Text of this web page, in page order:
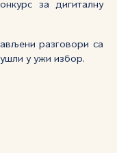
за дигиталну
разговори са
у ужи избор.